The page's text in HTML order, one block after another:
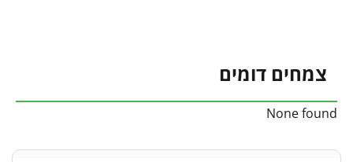
צמחים דומים
None found